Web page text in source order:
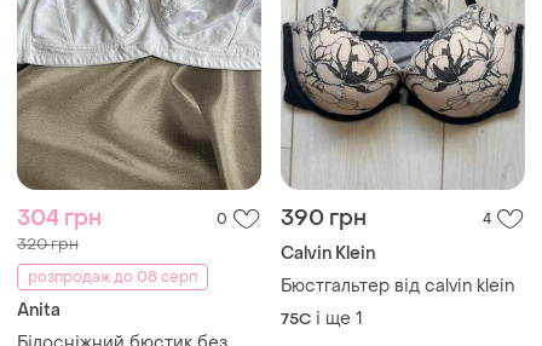
304 грн 0
320 грн
розпродаж до 08 серп
Anita
390 грн 4
Calvin Klein
Бюстгальтер від calvin klein
75C і ще 1